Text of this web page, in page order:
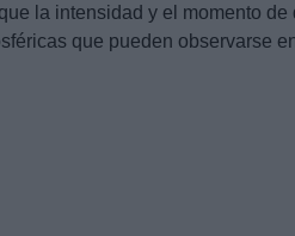
la intensidad y el momento de
que pueden observarse